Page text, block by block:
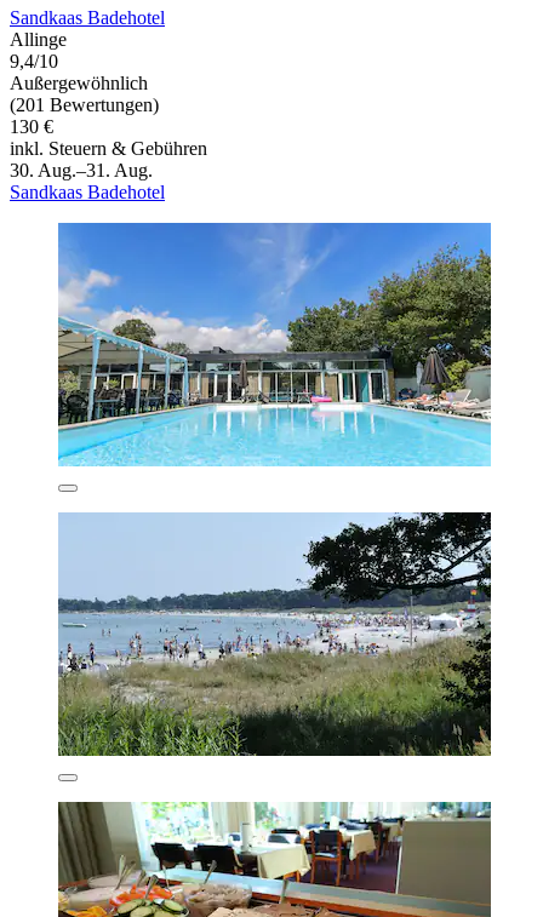
Sandkaas Badehotel
Allinge
9,4/10
Außergewöhnlich
(201 Bewertungen)
130 €
inkl. Steuern & Gebühren
30. Aug.–31. Aug.
Sandkaas Badehotel